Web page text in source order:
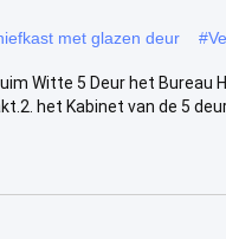
met glazen deur #
Witte 5 Deur het
het Kabinet van de 5